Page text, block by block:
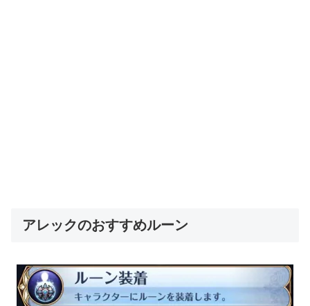
アレックのおすすめルーン